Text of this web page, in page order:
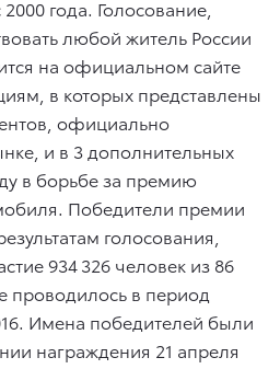
года. Голосование,
любой житель России
на официальном сайте
в которых представлены
официально
и в 3 дополнительных
в борьбе за премию
Победители премии
голосования,
934 326 человек из 86
проводилось в период
. Имена победителей были
награждения 21 апреля